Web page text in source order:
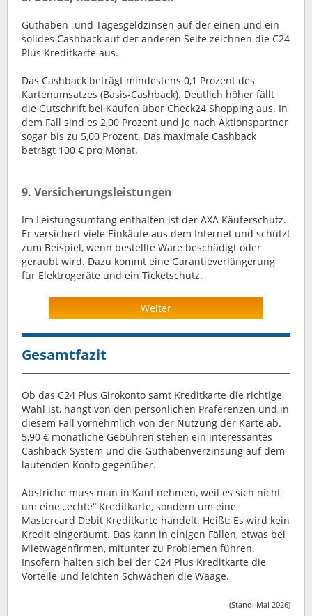
Guthaben- und Tagesgeldzinsen auf der einen und ein
solides Cashback auf der anderen Seite zeichnen die C24
Plus Kreditkarte aus.
Das Cashback beträgt mindestens 0,1 Prozent des
Kartenumsatzes (Basis-Cashback). Deutlich höher fällt
die Gutschrift bei Käufen über Check24 Shopping aus. In
dem Fall sind es 2,00 Prozent und je nach Aktionspartner
sogar bis zu 5,00 Prozent. Das maximale Cashback
beträgt 100 € pro Monat.
9. Versicherungsleistungen
Im Leistungsumfang enthalten ist der AXA Käuferschutz.
Er versichert viele Einkäufe aus dem Internet und schützt
zum Beispiel, wenn bestellte Ware beschädigt oder
geraubt wird. Dazu kommt eine Garantieverlängerung
für Elektrogeräte und ein Ticketschutz.
Weiter
Gesamtfazit
Ob das C24 Plus Girokonto samt Kreditkarte die richtige
Wahl ist, hängt von den persönlichen Präferenzen und in
diesem Fall vornehmlich von der Nutzung der Karte ab.
5,90 € monatliche Gebühren stehen ein interessantes
Cashback-System und die Guthabenverzinsung auf dem
laufenden Konto gegenüber.
Abstriche muss man in Kauf nehmen, weil es sich nicht
um eine „echte“ Kreditkarte, sondern um eine
Mastercard Debit Kreditkarte handelt. Heißt: Es wird kein
Kredit eingeräumt. Das kann in einigen Fällen, etwas bei
Mietwagenfirmen, mitunter zu Problemen führen.
Insofern halten sich bei der C24 Plus Kreditkarte die
Vorteile und leichten Schwächen die Waage.
(Stand: Mai 2026)